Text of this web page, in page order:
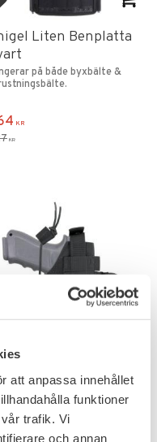
att anpassa innehållet
funktioner
trafik. Vi
och annan
to favorites
Liten Benplatta
på både byxbälte &
KR
KR
to favorites
Ambidextrous
Glock Polyester
ficka Svart